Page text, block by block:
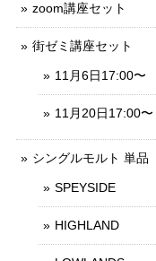
zoom講座セット
街ゼミ講座セット
11月6日17:00〜
11月20日17:00〜
シングルモルト 単品
SPEYSIDE
HIGHLAND